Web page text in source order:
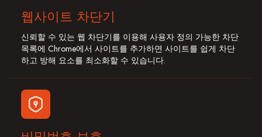
웹사이트 차단기
신뢰할 수 있는 웹 차단기를 이용해 사용자 정의 가능한 차단
목록에 Chrome에서 사이트를 추가하면 사이트를 쉽게 차단
하고 방해 요소를 최소화할 수 있습니다.